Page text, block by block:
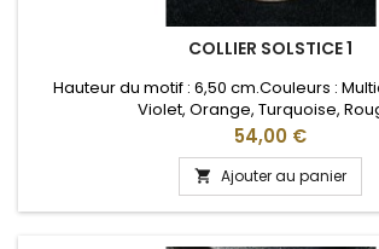
COLLIER SOLSTICE 1
Hauteur du motif : 6,50 cm.Couleurs :
Violet, Orange, Turquoise,
Prix
54,00 €
 Ajouter au panier